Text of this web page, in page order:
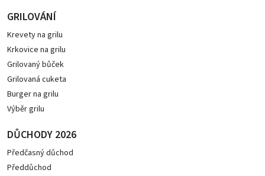
GRILOVÁNÍ
Krevety na grilu
Krkovice na grilu
Grilovaný bůček
Grilovaná cuketa
Burger na grilu
Výběr grilu
DŮCHODY 2026
Předčasný důchod
Předdůchod